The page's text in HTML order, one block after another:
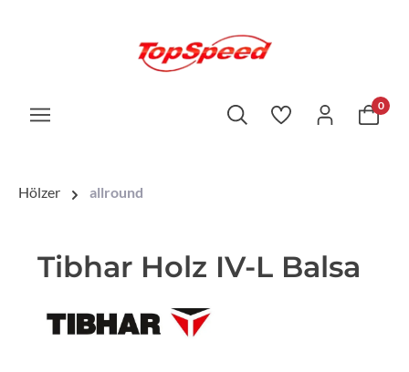
0
Hölzer allround
Tibhar Holz IV-L Balsa